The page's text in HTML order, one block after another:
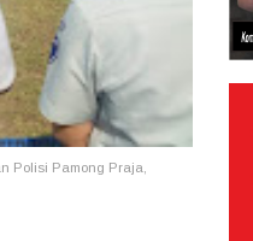
Polisi Pamong Praja,